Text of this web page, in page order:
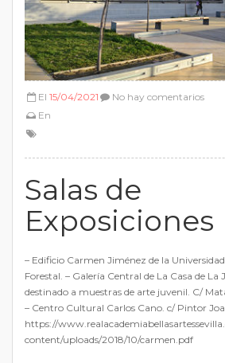
El 15/04/2021
En
No hay comentarios
Salas de
Exposiciones
– Edificio Carmen Jiménez de la
Forestal. – Galería Central de La Casa de La
destinado a muestras de arte juvenil. C/
– Centro Cultural Carlos Cano. c/ Pintor
https://
content/uploads/2018/10/carmen.pdf